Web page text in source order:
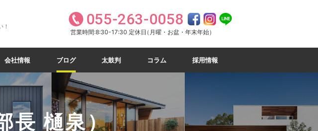
！ 055-263-0058
営業時間:8:30-17:30 定休日（月曜・お盆・年末年始）
会社情報 ブログ 太鼓判 コラム 採用情報
長 樋泉）